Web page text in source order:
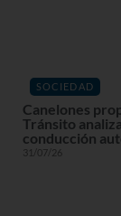
SOCIEDAD
Canelones
Tránsito
conducción
31/07/26